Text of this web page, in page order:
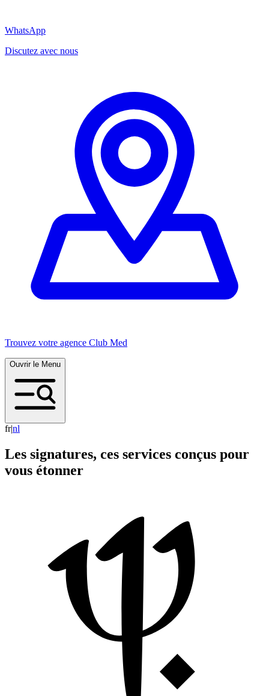
WhatsApp
Discutez avec nous
Trouvez votre agence Club Med
Ouvrir le Menu
fr|nl
Les signatures, ces services conçus pour
vous étonner